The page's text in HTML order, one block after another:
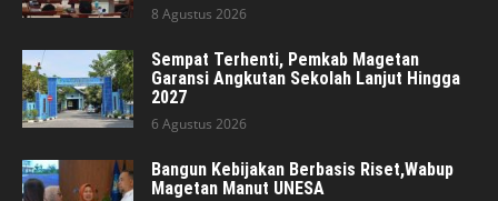
8 Agustus 2026
Sempat Terhenti, Pemkab Magetan
Garansi Angkutan Sekolah Lanjut Hingga
2027
6 Agustus 2026
Bangun Kebijakan Berbasis Riset,Wabup
Magetan Manut UNESA